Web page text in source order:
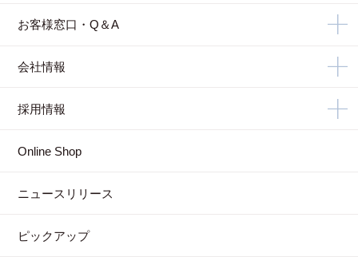
お客様窓口・Q＆A
会社情報
採用情報
Online Shop
ニュースリリース
ピックアップ